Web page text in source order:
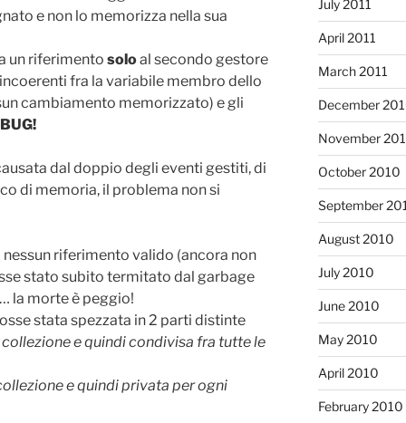
e non lo memorizza nella sua
un riferimento soloal secondo gestore
fra la variabile membro dello
cambiamento memorizzato) e gli
BUG!
dal doppio degli eventi gestiti, di
di memoria, il problema non si
nessun riferimento valido (ancora non
stato subito termitato dal garbage
la morte è peggio!
stata spezzata in 2 parti distinte
e quindi condivisa fra tutte le
e quindi privata per ogni
July 2011
April 2011
March 2011
December
November
October 2010
September
August 2010
July 2010
June 2010
May 2010
April 2010
February 2010